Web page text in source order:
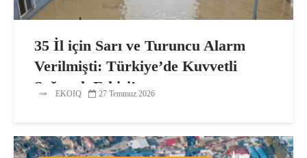
35 İl için Sarı ve Turuncu Alarm
Verilmişti: Türkiye’de Kuvvetli
Sağanak Etkisi!
EKOIQ 27 Temmuz 2026